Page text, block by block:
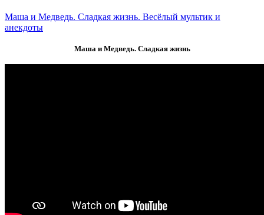
Маша и Медведь. Сладкая жизнь. Весёлый мультик и
анекдоты
Маша и Медведь. Сладкая жизнь